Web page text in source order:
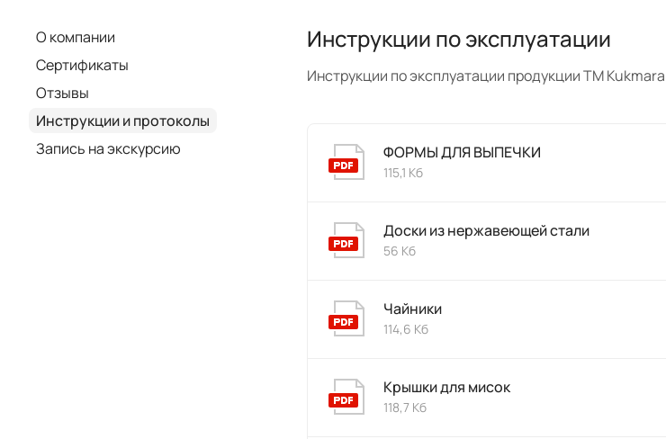
Инструкции по эксплуатации
Инструкции по эксплуатации продукции ТМ Kukmara
ФОРМЫ ДЛЯ ВЫПЕЧКИ
115,1 Кб
Доски из нержавеющей стали
56 Кб
Чайники
114,6 Кб
Крышки для мисок
118,7 Кб
О компании
Сертификаты
Отзывы
Инструкции и протоколы
Запись на экскурсию